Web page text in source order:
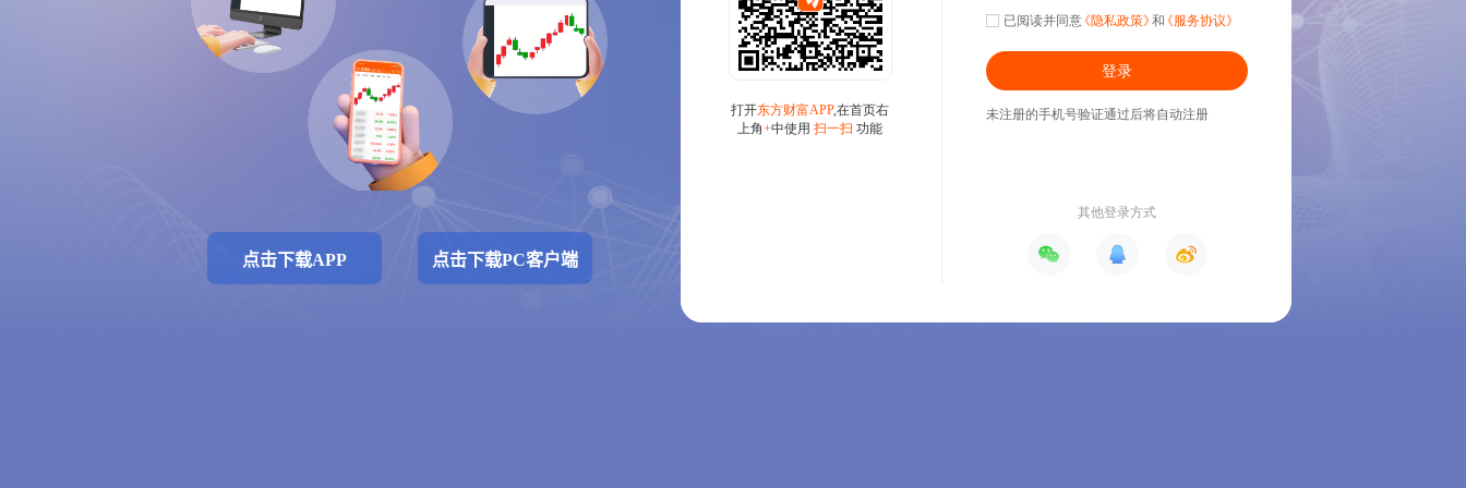
点击下载APP 点击下载PC客户端